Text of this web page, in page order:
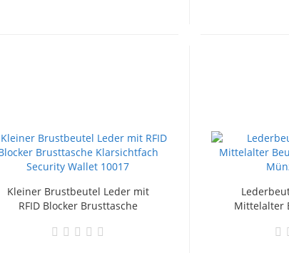
Kleiner Brustbeutel Leder mit
RFID Blocker Brusttasche
10017
Mittelalter